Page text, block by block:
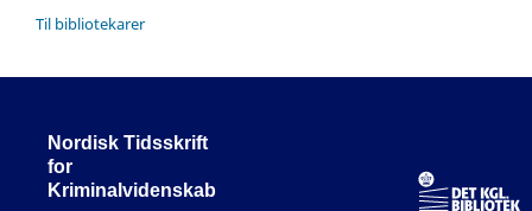
Til bibliotekarer
Nordisk Tidsskrift
for
Kriminalvidenskab